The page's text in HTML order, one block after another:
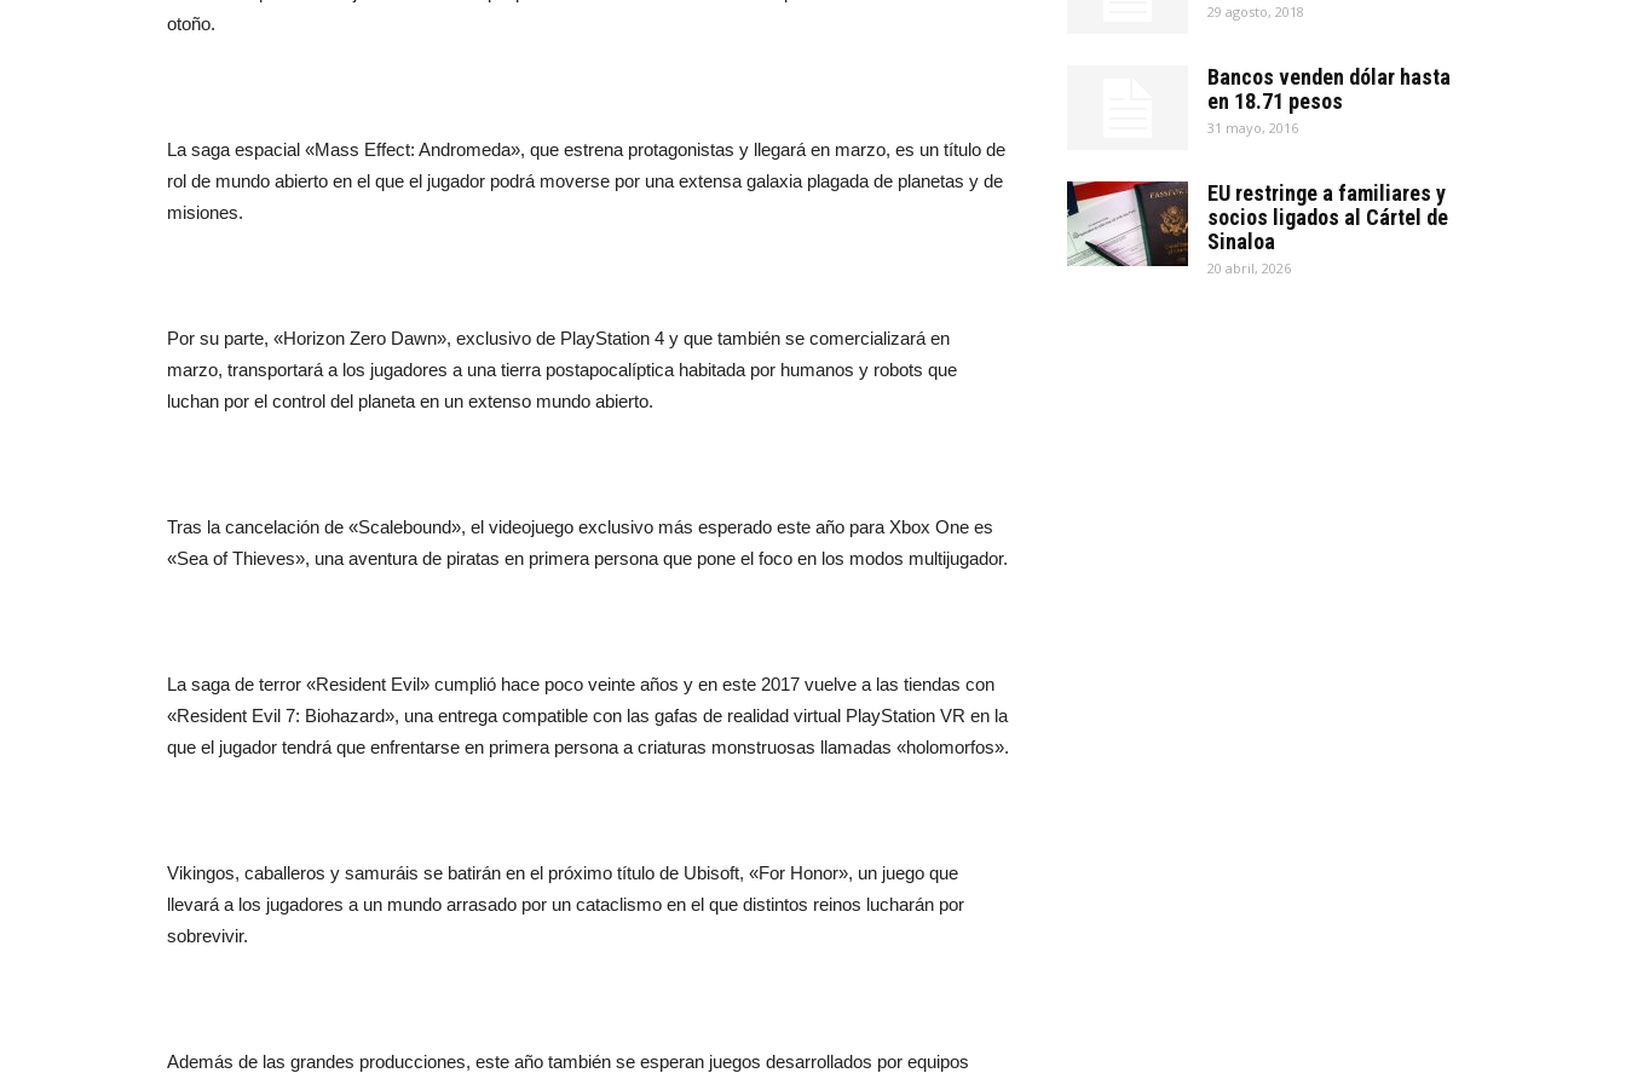
otoño.
La saga espacial «Mass Effect: Andromeda», que estrena protagonistas y llegará en marzo, es un título de
rol de mundo abierto en el que el jugador podrá moverse por una extensa galaxia plagada de planetas y de
misiones.
Por su parte, «Horizon Zero Dawn», exclusivo de PlayStation 4 y que también se comercializará en
marzo, transportará a los jugadores a una tierra postapocalíptica habitada por humanos y robots que
luchan por el control del planeta en un extenso mundo abierto.
Tras la cancelación de «Scalebound», el videojuego exclusivo más esperado este año para Xbox One es
«Sea of Thieves», una aventura de piratas en primera persona que pone el foco en los modos multijugador.
La saga de terror «Resident Evil» cumplió hace poco veinte años y en este 2017 vuelve a las tiendas con
«Resident Evil 7: Biohazard», una entrega compatible con las gafas de realidad virtual PlayStation VR en la
que el jugador tendrá que enfrentarse en primera persona a criaturas monstruosas llamadas «holomorfos».
Vikingos, caballeros y samuráis se batirán en el próximo título de Ubisoft, «For Honor», un juego que
llevará a los jugadores a un mundo arrasado por un cataclismo en el que distintos reinos lucharán por
sobrevivir.
Además de las grandes producciones, este año también se esperan juegos desarrollados por equipos
29 agosto, 2018
Bancos venden dólar hasta
en 18.71 pesos
31 mayo, 2016
EU restringe a familiares y
socios ligados al Cártel de
Sinaloa
20 abril, 2026